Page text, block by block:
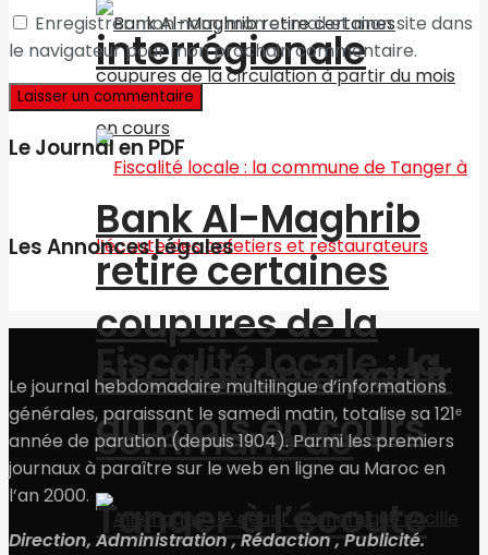
Bank Al-Maghrib
retire certaines
coupures de la
circulation à partir
du mois en cours
interrégionale
Fiscalité locale : la
commune de
Tanger à l’écoute
Enregistrer mon nom, mon e-mail et mon site dans
le navigateur pour mon prochain commentaire.
Le Journal en PDF
Les Annonces Légales
Le journal hebdomadaire multilingue d’informations
générales, paraissant le samedi matin, totalise sa 121ᵉ
année de parution (depuis 1904). Parmi les premiers
journaux à paraître sur le web en ligne au Maroc en
l’an 2000.
Direction, Administration , Rédaction , Publicité.